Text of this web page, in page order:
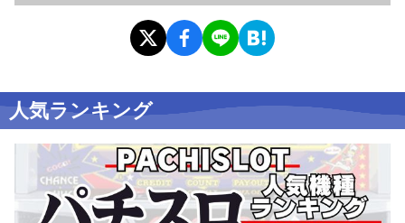
人気ランキング